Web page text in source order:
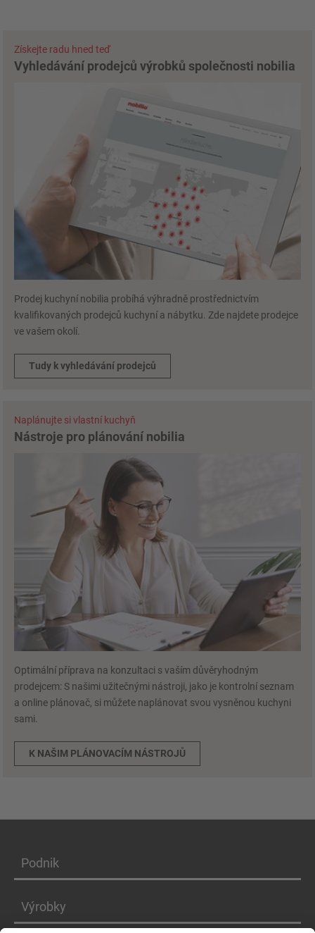
Získejte radu hned teď
Vyhledávání prodejců výrobků společnosti nobilia
Prodej kuchyní nobilia probíhá výhradně prostřednictvím
kvalifikovaných prodejců kuchyní a nábytku. Zde najdete prodejce
ve vašem okolí.
Tudy k vyhledávání prodejců
Naplánujte si vlastní kuchyň
Nástroje pro plánování nobilia
Optimální příprava na konzultaci s vaším důvěryhodným
prodejcem: S našimi užitečnými nástroji, jako je kontrolní seznam
a online plánovač, si můžete naplánovat svou vysněnou kuchyni
sami.
K NAŠIM PLÁNOVACÍM NÁSTROJŮ
Podnik
Výrobky